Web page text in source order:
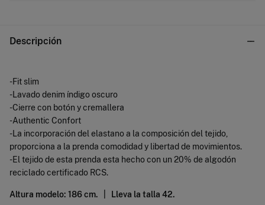
Descripción
-Fit slim
-Lavado denim índigo oscuro
-Cierre con botón y cremallera
-Authentic Confort
-La incorporación del elastano a la composición del tejido,
proporciona a la prenda comodidad y libertad de movimientos.
-El tejido de esta prenda esta hecho con un 20% de algodón
reciclado certificado RCS.
Altura modelo: 186 cm. | Lleva la talla 42.